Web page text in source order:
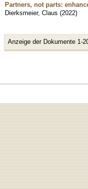
Partners, not parts:
Dierksmeier, Claus (2022)
Anzeige der Dokumente 1-